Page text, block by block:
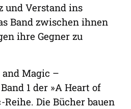
und Verstand ins
Band zwischen ihnen
ihre Gegner zu
and Magic –
1 der »A Heart of
Die Bücher bauen